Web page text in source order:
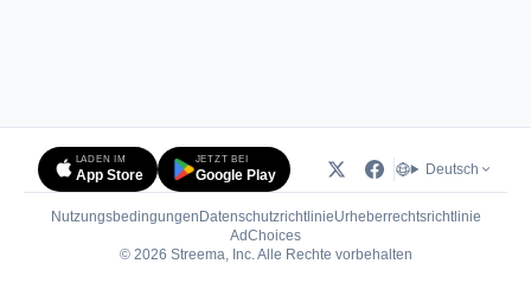
LADEN IM
App Store
JETZT BEI
Google Play Deutsch
Nutzungsbedingungen DatenschutzrichtlinieUrheberrechtsrichtlinie
AdChoices(öffnet in neuem Tab)
© 2026 Streema, Inc. Alle Rechte vorbehalten